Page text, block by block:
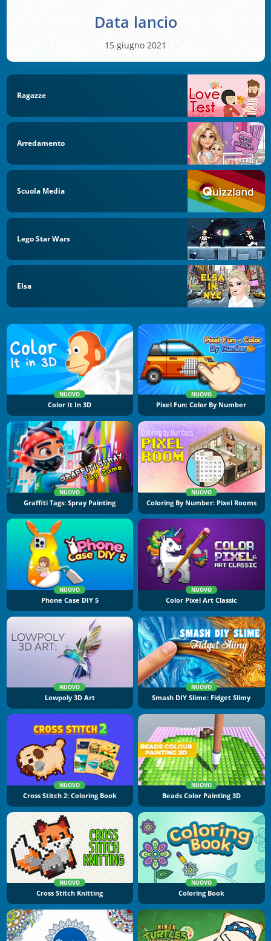
Data lancio
15 giugno 2021
Ragazze
Arredamento
Scuola Media
Lego Star Wars
Elsa
NUOVO
Color It In 3D
NUOVO
Pixel Fun: Color By Number
NUOVO
Graffiti Tags: Spray Painting
NUOVO
Coloring By Number: Pixel Rooms
NUOVO
Phone Case DIY 5
NUOVO
Color Pixel Art Classic
NUOVO
Lowpoly 3D Art
NUOVO
Smash DIY Slime: Fidget Slimy
NUOVO
Cross Stitch 2: Coloring Book
NUOVO
Beads Color Painting 3D
NUOVO
Cross Stitch Knitting
NUOVO
Coloring Book